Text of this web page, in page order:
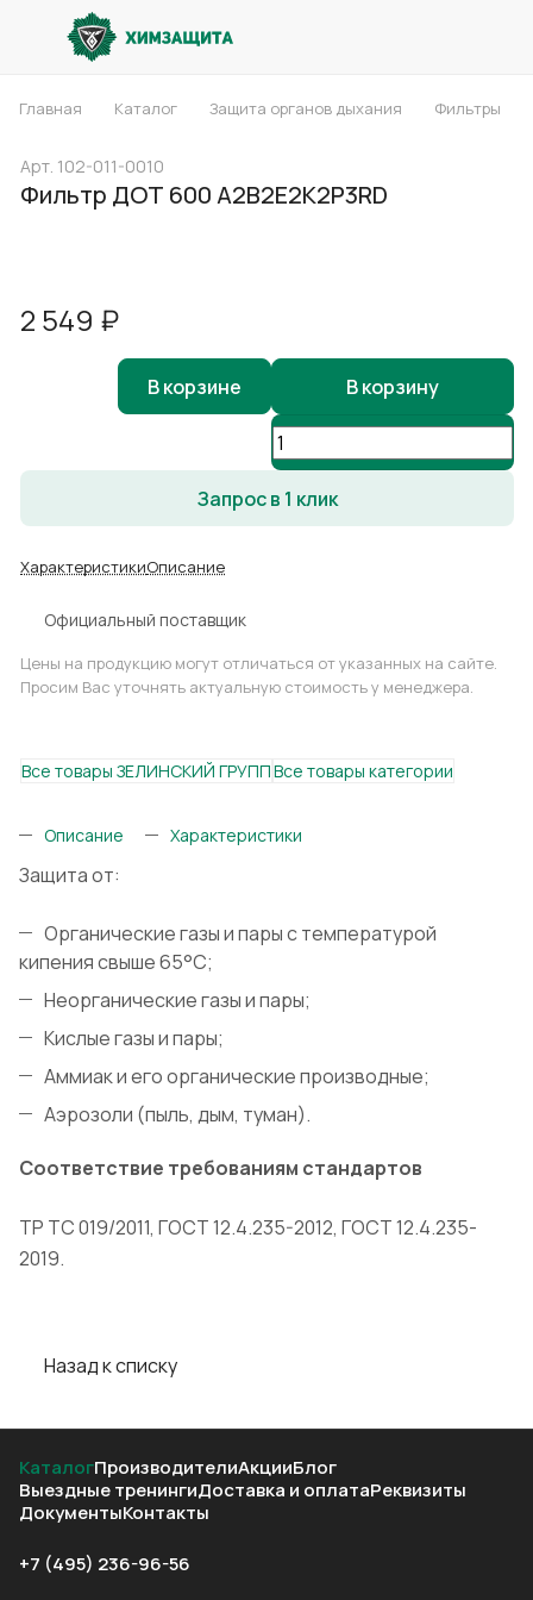
Главная Каталог Защита органов дыхания Фильтры
Арт. 102-011-0010
Фильтр ДОТ 600 А2В2Е2К2Р3RD
2 549 ₽
В корзину
В корзине
Запрос в 1 клик
ХарактеристикиОписание
Официальный поставщик
Цены на продукцию могут отличаться от указанных на сайте.
Просим Вас уточнять актуальную стоимость у менеджера.
Все товары ЗЕЛИНСКИЙ ГРУППВсе товары категории
Описание Характеристики
Защита от:
Органические газы и пары с температурой
кипения свыше 65°С;
Неорганические газы и пары;
Кислые газы и пары;
Аммиак и его органические производные;
Аэрозоли (пыль, дым, туман).
Соответствие требованиям стандартов
ТР ТС 019/2011, ГОСТ 12.4.235-2012, ГОСТ 12.4.235-
2019.
Назад к списку
КаталогПроизводителиАкцииБлог
Выездные тренингиДоставка и оплатаРеквизиты
ДокументыКонтакты
+7 (495) 236-96-56